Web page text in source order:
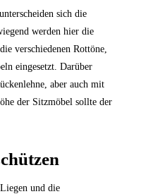
sich die
werden hier die
verschiedenen Rottöne,
eingesetzt. Darüber
aber auch mit
der Sitzmöbel sollte der
und die